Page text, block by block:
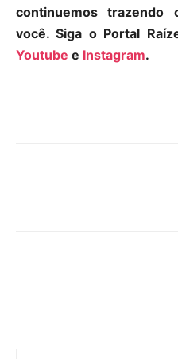
continuemos trazendo
você. Siga o Portal
Youtube e Instagram.